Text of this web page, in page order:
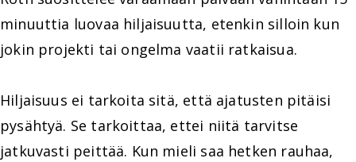
minuuttia luovaa hiljaisuutta, etenkin silloin kun
jokin projekti tai ongelma vaatii ratkaisua.
Hiljaisuus ei tarkoita sitä, että ajatusten pitäisi
pysähtyä. Se tarkoittaa, ettei niitä tarvitse
jatkuvasti peittää. Kun mieli saa hetken rauhaa,